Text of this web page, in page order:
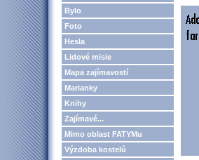
Bylo
Foto
Hesla
Lidové misie
Mapa zajímavostí
Marianky
Knihy
Zajímavé...
Mimo oblast FATYMu
Výzdoba kostelů